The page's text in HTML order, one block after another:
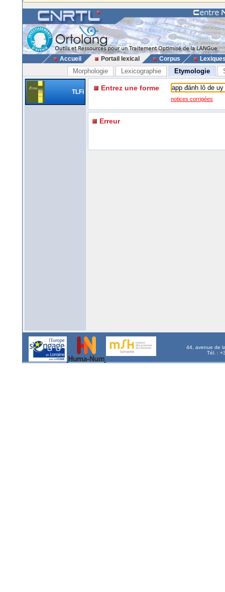
Accueil Portail lexical Corpus
Morphologie Lexicographie Etymologie
TLFi Entrez une forme
notices corrigées
Erreur
44, avenue de
Tél. :